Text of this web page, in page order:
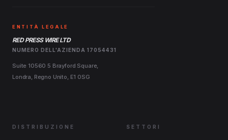
ENTITÀ LEGALE
RED PRESS WIRE LTD
NUMERO DELL'AZIENDA 17054431
Suite 10560 5 Brayford Square,
Londra, Regno Unito, E1 0SG
DISTRIBUZIONE SETTORI